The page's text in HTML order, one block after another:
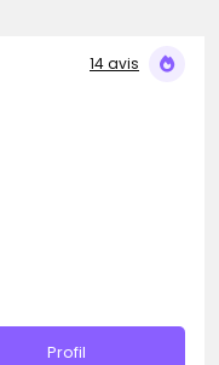
14 avis
Profil